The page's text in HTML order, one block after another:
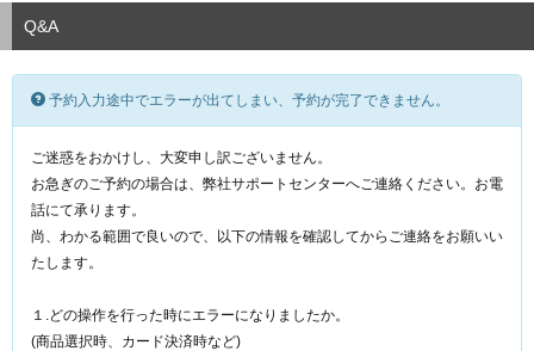
Q&A
予約入力途中でエラーが出てしまい、予約が完了できません。
ご迷惑をおかけし、大変申し訳ございません。
お急ぎのご予約の場合は、弊社サポートセンターへご連絡ください。お電
話にて承ります。
尚、わかる範囲で良いので、以下の情報を確認してからご連絡をお願いい
たします。
１.どの操作を行った時にエラーになりましたか。
(商品選択時、カード決済時など)